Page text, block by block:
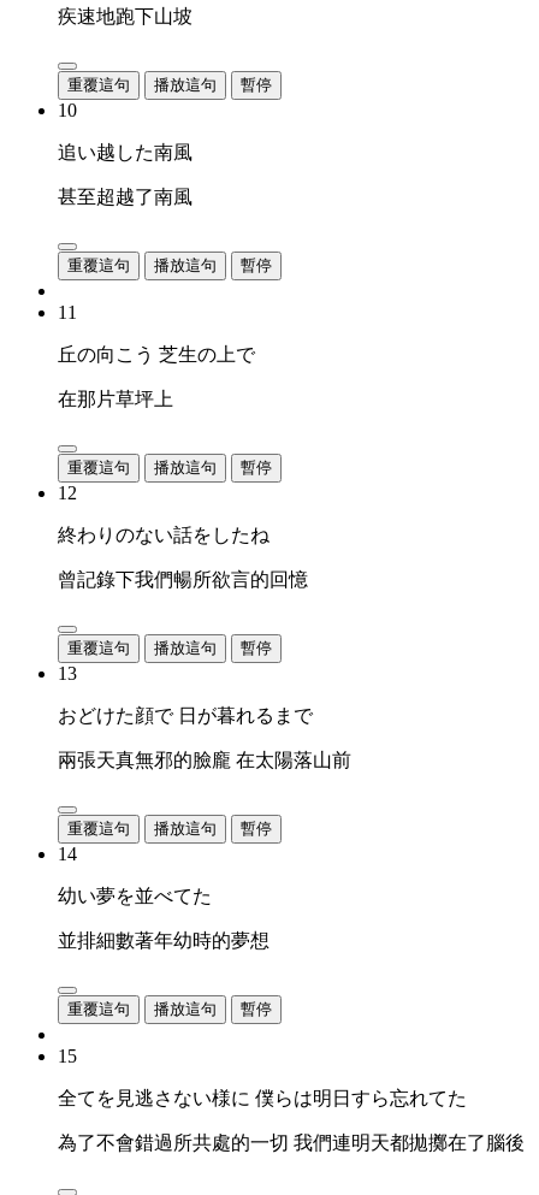
疾速地跑下山坡
重覆這句 播放這句 暫停
10
追い越した南風
甚至超越了南風
重覆這句 播放這句 暫停
11
丘の向こう 芝生の上で
在那片草坪上
重覆這句 播放這句 暫停
12
終わりのない話をしたね
曾記錄下我們暢所欲言的回憶
重覆這句 播放這句 暫停
13
おどけた顔で 日が暮れるまで
兩張天真無邪的臉龐 在太陽落山前
重覆這句 播放這句 暫停
14
幼い夢を並べてた
並排細數著年幼時的夢想
重覆這句 播放這句 暫停
15
全てを見逃さない様に 僕らは明日すら忘れてた
為了不會錯過所共處的一切 我們連明天都拋擲在了腦後